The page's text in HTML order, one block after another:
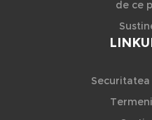
de ce